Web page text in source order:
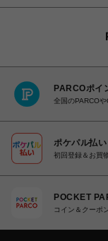
PARCOポイ
全国のPARCO
ポケパル払い
初回登録＆お買
POCKET
コイン＆クーポ